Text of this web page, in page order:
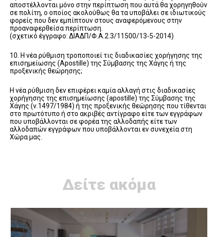
αποστέλλονται μόνο στην περίπτωση που αυτά θα χορηγηθούν
σε πολίτη, ο οποίος ακολούθως θα τα υποβάλει σε ιδιωτικούς
φορείς που δεν εμπίπτουν στους αναφερόμενους στην
προαναφερθείσα περίπτωση.
(σχετικό έγγραφο: ΔΙΑΔΠ/Φ.Α.2.3/11500/13-5-2014)
10. Η νέα ρύθμιση τροποποιεί τις διαδικασίες χορήγησης της
επισημείωσης (Apostille) της Σύμβασης της Χάγης ή της
προξενικής θεώρησης;
Η νέα ρύθμιση δεν επιφέρει καμία αλλαγή στις διαδικασίες
χορήγησης της επισημείωσης (apostille) της Σύμβασης της
Χάγης (ν.1497/1984) ή της προξενικής θεώρησης που τίθενται
στο πρωτότυπο ή στο ακριβές αντίγραφο είτε των εγγράφων
που υποβάλλονται σε φορέα της αλλοδαπής είτε των
αλλοδαπών εγγράφων που υποβάλλονται εν συνεχεία στη
Χώρα μας.
Δείτε ακόμα